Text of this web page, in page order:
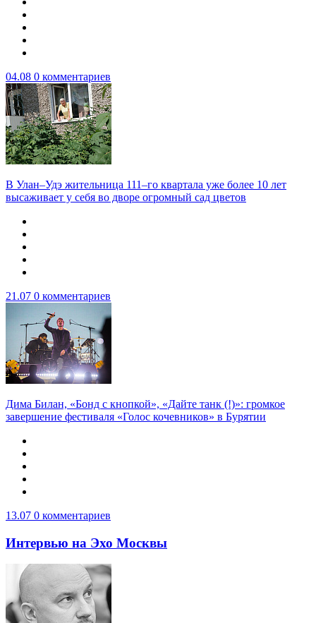
04.08 0 комментариев
В Улан–Удэ жительница 111–го квартала уже более 10 лет
высаживает у себя во дворе огромный сад цветов
21.07 0 комментариев
Дима Билан, «Бонд с кнопкой», «Дайте танк (!)»: громкое
завершение фестиваля «Голос кочевников» в Бурятии
13.07 0 комментариев
Интервью на Эхо Москвы